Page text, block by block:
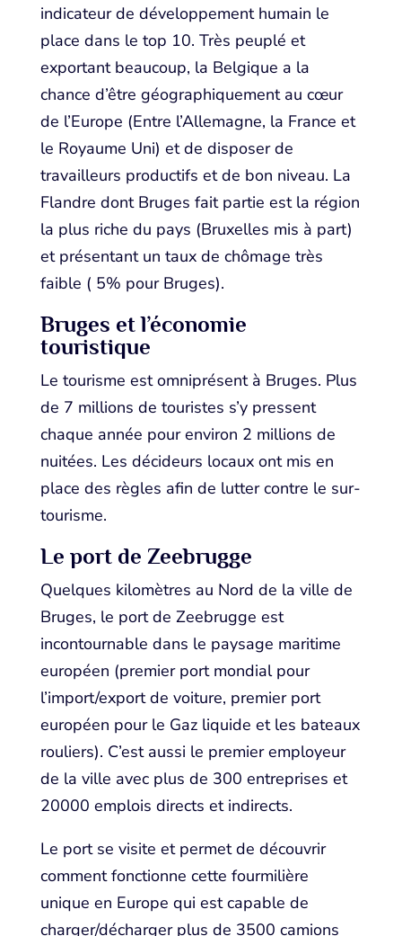
indicateur de développement humain le
place dans le top 10. Très peuplé et
exportant beaucoup, la Belgique a la
chance d’être géographiquement au cœur
de l’Europe (Entre l’Allemagne, la France et
le Royaume Uni) et de disposer de
travailleurs productifs et de bon niveau. La
Flandre dont Bruges fait partie est la région
la plus riche du pays (Bruxelles mis à part)
et présentant un taux de chômage très
faible ( 5% pour Bruges).
Bruges et l’économie
touristique
Le tourisme est omniprésent à Bruges. Plus
de 7 millions de touristes s’y pressent
chaque année pour environ 2 millions de
nuitées. Les décideurs locaux ont mis en
place des règles afin de lutter contre le sur-
tourisme.
Le port de Zeebrugge
Quelques kilomètres au Nord de la ville de
Bruges, le port de Zeebrugge est
incontournable dans le paysage maritime
européen (premier port mondial pour
l’import/export de voiture, premier port
européen pour le Gaz liquide et les bateaux
rouliers). C’est aussi le premier employeur
de la ville avec plus de 300 entreprises et
20000 emplois directs et indirects.
Le port se visite et permet de découvrir
comment fonctionne cette fourmilière
unique en Europe qui est capable de
charger/décharger plus de 3500 camions